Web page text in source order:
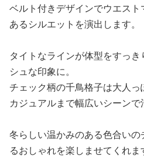
ベルト付きデザインでウエス
あるシルエットを演出します。
タイトなラインが体型をすっ
シュな印象に。
チェック柄の千鳥格子は大人
カジュアルまで幅広いシーンで
冬らしい温かみのある色合い
るおしゃれを楽しませてくれま